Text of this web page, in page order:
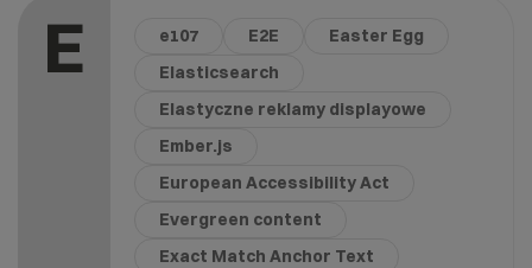
E e107 E2E
Easter Egg
Elasticsearch
Elastyczne reklamy displayowe
Ember.js
European Accessibility Act
Evergreen content
Exact Match Anchor Text